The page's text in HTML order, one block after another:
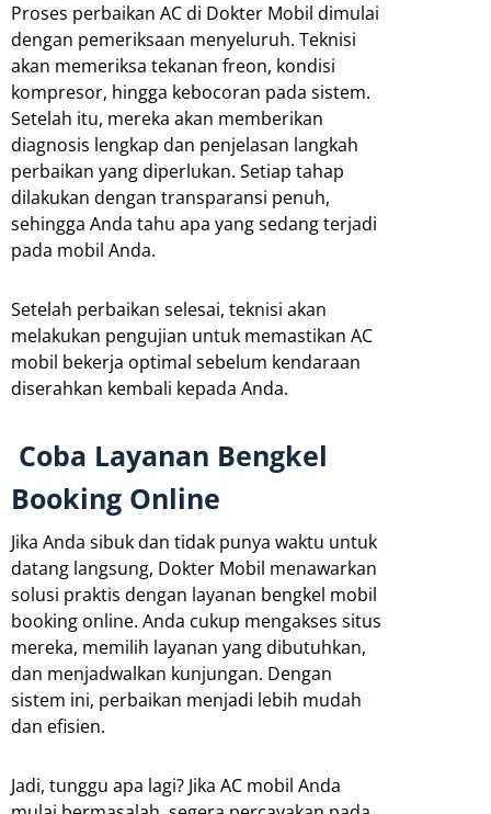
Proses perbaikan AC di Dokter Mobil dimulai
dengan pemeriksaan menyeluruh. Teknisi
akan memeriksa tekanan freon, kondisi
kompresor, hingga kebocoran pada sistem.
Setelah itu, mereka akan memberikan
diagnosis lengkap dan penjelasan langkah
perbaikan yang diperlukan. Setiap tahap
dilakukan dengan transparansi penuh,
sehingga Anda tahu apa yang sedang terjadi
pada mobil Anda.
Setelah perbaikan selesai, teknisi akan
melakukan pengujian untuk memastikan AC
mobil bekerja optimal sebelum kendaraan
diserahkan kembali kepada Anda.
Coba Layanan Bengkel
Booking Online
Jika Anda sibuk dan tidak punya waktu untuk
datang langsung, Dokter Mobil menawarkan
solusi praktis dengan layanan bengkel mobil
booking online. Anda cukup mengakses situs
mereka, memilih layanan yang dibutuhkan,
dan menjadwalkan kunjungan. Dengan
sistem ini, perbaikan menjadi lebih mudah
dan efisien.
Jadi, tunggu apa lagi? Jika AC mobil Anda